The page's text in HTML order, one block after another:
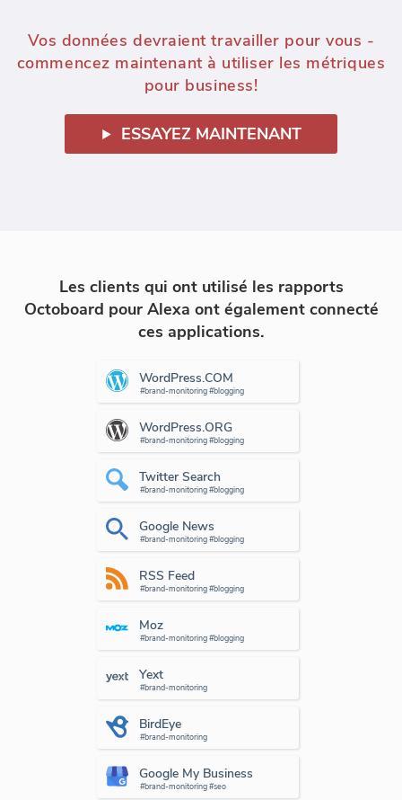
Vos données devraient travailler pour vous -
commencez maintenant à utiliser les métriques
pour business!
ESSAYEZ MAINTENANT
Les clients qui ont utilisé les rapports
Octoboard pour Alexa ont également connecté
ces applications.
WordPress.COM
#brand-monitoring #blogging
WordPress.ORG
#brand-monitoring #blogging
Twitter Search
#brand-monitoring #blogging
Google News
#brand-monitoring #blogging
RSS Feed
#brand-monitoring #blogging
Moz
#brand-monitoring #blogging
Yext
#brand-monitoring
BirdEye
#brand-monitoring
Google My Business
#brand-monitoring #seo